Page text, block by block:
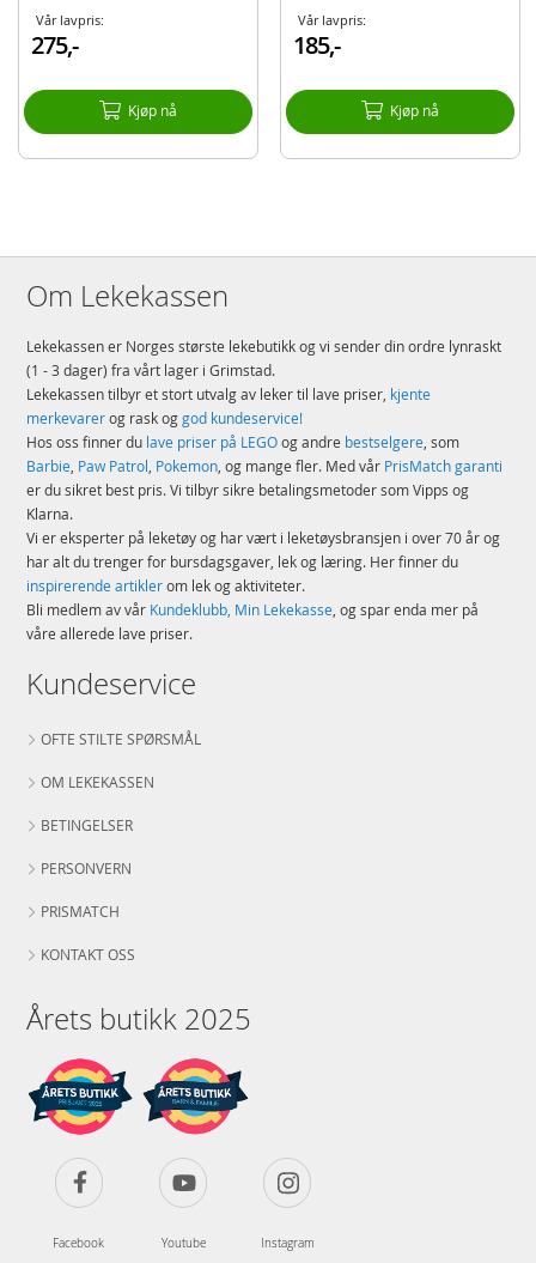
Vår lavpris:
275,-
Kjøp nå
Vår lavpris:
185,-
Kjøp nå
Om Lekekassen
Lekekassen er Norges største lekebutikk og vi sender din ordre lynraskt
(1 - 3 dager) fra vårt lager i Grimstad.
Lekekassen tilbyr et stort utvalg av leker til lave priser, kjente
merkevarerog rask oggod kundeservice!
Hos oss finner du lave priser på LEGOog andre bestselgere, som
Barbie, Paw Patrol, Pokemon, og mange fler. Med vår PrisMatch garanti
er du sikret best pris. Vi tilbyr sikre betalingsmetoder som Vipps og
Klarna.
Vi er eksperter på leketøy og har vært i leketøysbransjen i over 70 år og
har alt du trenger for bursdagsgaver, lek og læring. Her finner du
inspirerende artiklerom lek og aktiviteter.
Bli medlem av vår Kundeklubb, Min Lekekasse, og spar enda mer på
våre allerede lave priser.
Kundeservice
OFTE STILTE SPØRSMÅL
OM LEKEKASSEN
BETINGELSER
PERSONVERN
PRISMATCH
KONTAKT OSS
Årets butikk 2025
Facebook Youtube Instagram